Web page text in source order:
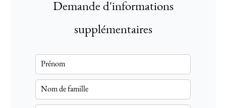
Demande d'informations
supplémentaires